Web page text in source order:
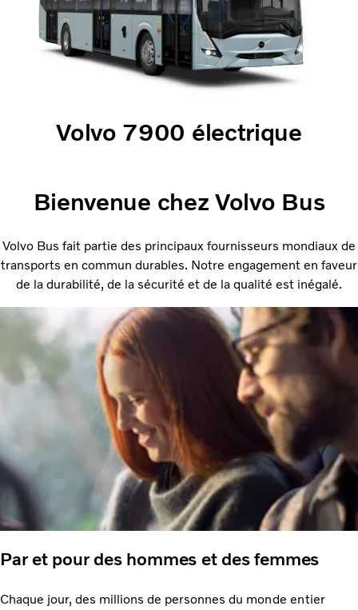
Volvo 7900 électrique
Bienvenue chez Volvo Bus
Volvo Bus fait partie des principaux fournisseurs mondiaux de
transports en commun durables. Notre engagement en faveur
de la durabilité, de la sécurité et de la qualité est inégalé.
Par et pour des hommes et des femmes
Chaque jour, des millions de personnes du monde entier